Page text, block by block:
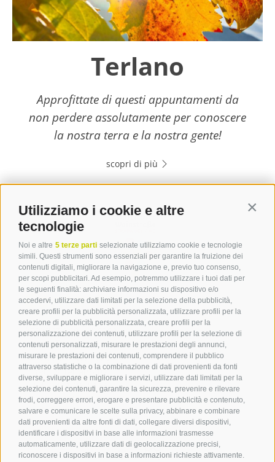
Utilizziamo i cookie e altre
tecnologie
Noi e altre 5 terze parti selezionate utilizziamo cookie e tecnologie
simili. Questi strumenti sono essenziali per garantire la fruizione dei
contenuti digitali, migliorare la navigazione e, previo tuo consenso,
per scopi pubblicitari. Ad esempio, potremmo utilizzare i tuoi dati per
le seguenti finalità: archiviare informazioni su dispositivo e/o
accedervi, utilizzare dati limitati per la selezione della pubblicità,
creare profili per la pubblicità personalizzata, utilizzare profili per la
selezione di pubblicità personalizzata, creare profili per la
personalizzazione dei contenuti, utilizzare profili per la selezione di
contenuti personalizzati, misurare le prestazioni degli annunci,
misurare le prestazioni dei contenuti, comprendere il pubblico
attraverso statistiche o la combinazione di dati provenienti da fonti
diverse, sviluppare e migliorare i servizi, utilizzare dati limitati per la
selezione dei contenuti, garantire la sicurezza, prevenire e rilevare
frodi, correggere errori, erogare e presentare pubblicità e contenuto,
salvare e comunicare le scelte sulla privacy, abbinare e combinare
dati provenienti da altre fonti di dati, collegare diversi dispositivi,
identificare i dispositivi in base alle informazioni trasmesse
automaticamente, utilizzare dati di geolocalizzazione precisi,
riconoscere i dispositivi in base a informazioni richieste attivamente.
Terlano
Approfittate di questi appuntamenti da
non perdere assolutamente per conoscere
la nostra terra e la nostra gente!
scopri di più
Contatto
Associazione Turistica
Terlano
P.zza Dott. Weiser 2
39018 Terlano BZ
Tel. 0471 257 165
info@terlan.info